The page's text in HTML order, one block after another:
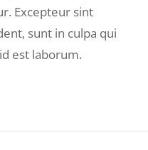
Excepteur sint
sunt in culpa qui
est laborum.